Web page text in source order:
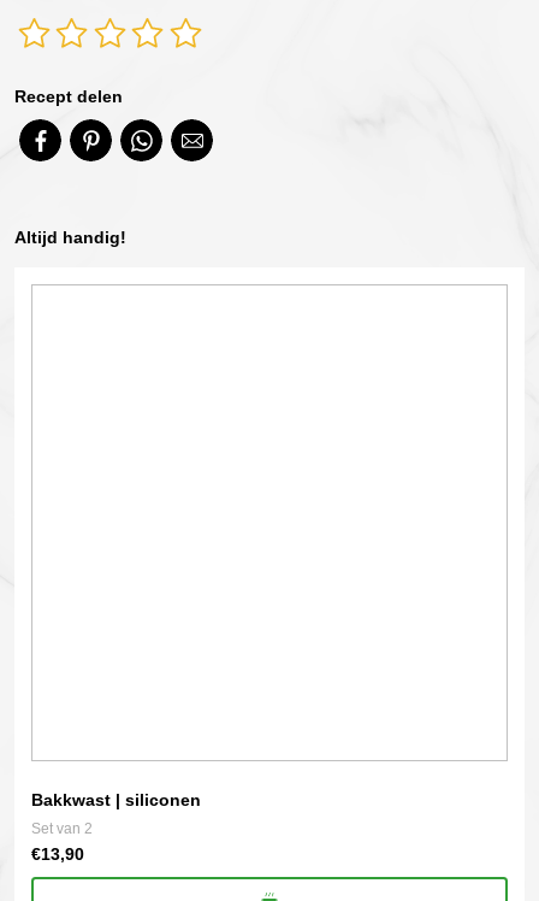
Recept delen
Altijd handig!
Bakkwast | siliconen
Set van 2
€13,90